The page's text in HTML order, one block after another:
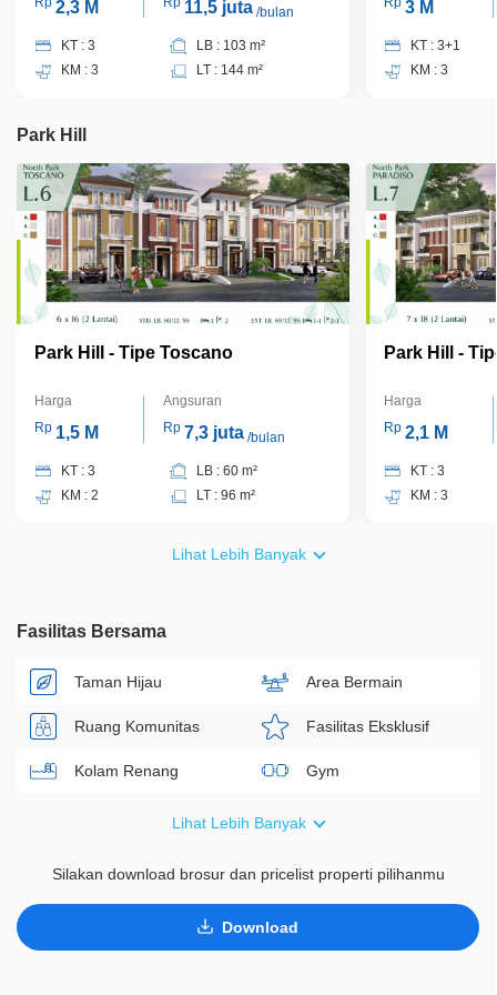
2,3 M 11,5 juta/bulan
KT : 3
KM : 3
LB : 103 m²
LT : 144 m²
3 M
KT : 3+1
KM : 3
Park Hill
Park Hill - Tipe Toscano
Harga
Rp 1,5 M
Angsuran
Rp 7,3 juta/bulan
KT : 3
KM : 2
LB : 60 m²
LT : 96 m²
Park Hill -
Harga
Rp 2,1 M
KT : 3
KM : 3
Lihat Lebih Banyak
Fasilitas Bersama
Taman Hijau Area Bermain
Ruang Komunitas Fasilitas Eksklusif
Kolam Renang Gym
Lihat Lebih Banyak
Silakan download brosur dan pricelist properti pilihanmu
Download